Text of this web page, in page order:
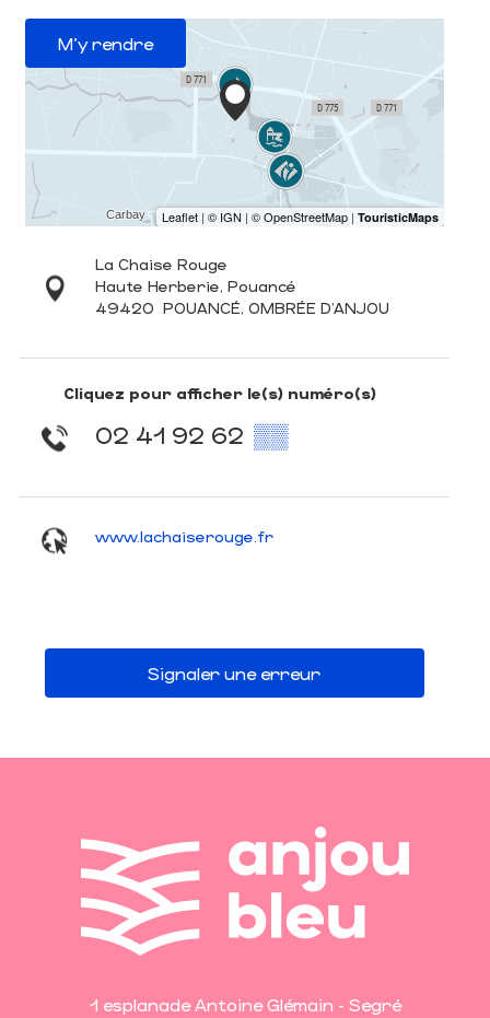
M'y rendre
La Chaise Rouge
Haute Herberie, Pouancé
49420 POUANCÉ, OMBRÉE D'ANJOU
Cliquez pour afficher le(s) numéro(s)
02 41 92 62 ▒▒
www.lachaiserouge.fr
Signaler une erreur
1 esplanade Antoine Glémain - Segré